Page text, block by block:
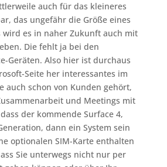
auch für das kleineres
das ungefähr die Größe eines
wird es in naher Zukunft auch mit
Die fehlt ja bei den
Geräten. Also hier ist durchaus
Seite her interessantes im
auch schon von Kunden gehört,
und Meetings mit
der kommende Surface 4,
dann ein System sein
optionalen SIM-Karte enthalten
Sie unterwegs nicht nur per